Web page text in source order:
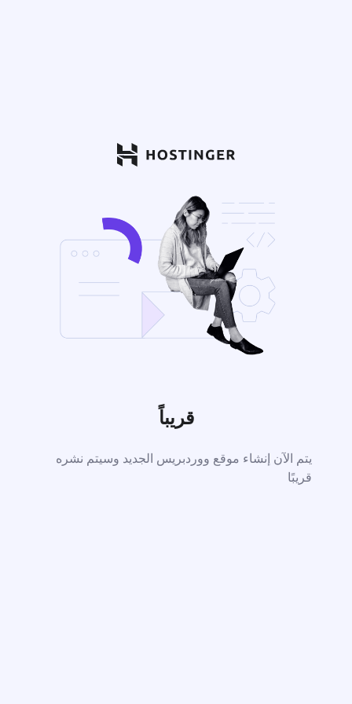
قريباً
يتم الآن إنشاء موقع ووردبريس الجديد وسيتم نشره
قريبًا